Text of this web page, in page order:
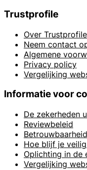
Trustprofile
Over Trustprofile
Neem contact
Algemene
Privacy policy
Vergelijking
Informatie voor
De zekerheden
Reviewbeleid
Hoe blijf je
Oplichting in de
Vergelijking